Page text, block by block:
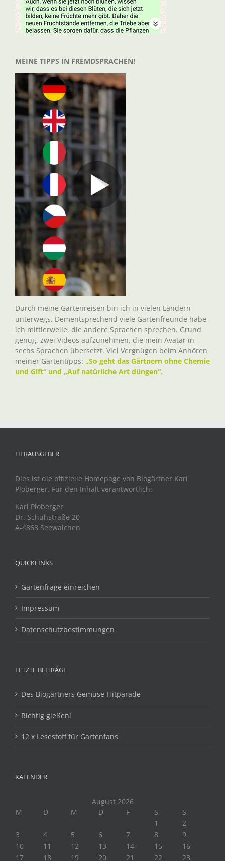
MEINE TIPPS IN FREMDSPRACHEN!
Durch meine Gartenreisen bin ich in vielen Ländern
unterwegs. Dementsprechend viele Gartenfreunde habe
ich mittlerweile, die andere Sprachen sprechen. Grund
genug, zwei Videos aufzunehmen, die mein Avatar in
sechs Sprachen übersetzt. Viel Vergnügen beim Anhören
meiner Gartentipps: „So geht das Gärtnern ohne Chemie
und Gift“ und „Auf natürliche Art düngen“.
HERAUSGEBER
Dies ist die offizielle Homepage von Biogärtner Karl
Ploberger. Für den Inhalt verantwortlich:
Karl Ploberger
Dr. Schuhstraße 20
A-4863 Seewalchen
QUICKLINKS
Gartenfrage einreichen
Impressum
Datenschutzbestimmungen
LETZTE BEITRÄGE
Des Biogärtners Gemüse-Hitparade
Richtig gießen!
12 x Lesestoff für Gartenfans
KALENDER
August 2026
M
D M D F S
S
1
2
3
4 5 6 7 8
9
10
11 12 13 14 15
16
17
18 19 20 21 22 23